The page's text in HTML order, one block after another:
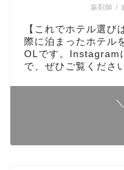
薬剤師 /
【これでホテル選
際に泊まったホテル
OLです。Instagram
で、ぜひご覧くださ